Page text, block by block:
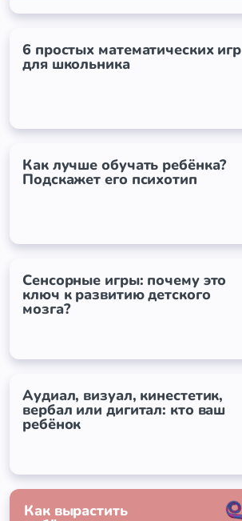
6 простых математических игр
для школьника
Как лучше обучать ребёнка?
Подскажет его психотип
Сенсорные игры: почему это
ключ к развитию детского
мозга?
Аудиал, визуал, кинестетик,
вербал или дигитал: кто ваш
ребёнок
Как вырастить